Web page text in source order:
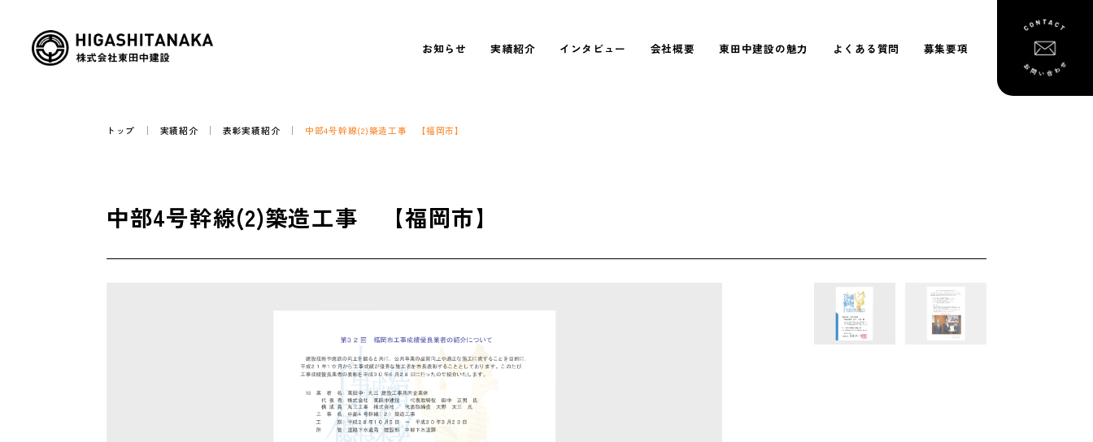
お知らせ 実績紹介
表彰実績紹介 インタビュー
INTERVIEW 01
会社概要
社長あいさつ
東田中建設の魅力
福利厚生
よくある質問 募集要項
新卒採用
トップ 実績紹介 表彰実績紹介 中部4号幹線(2)築造工事 【福岡市】
中部4号幹線(2)築造工事 【福岡市】